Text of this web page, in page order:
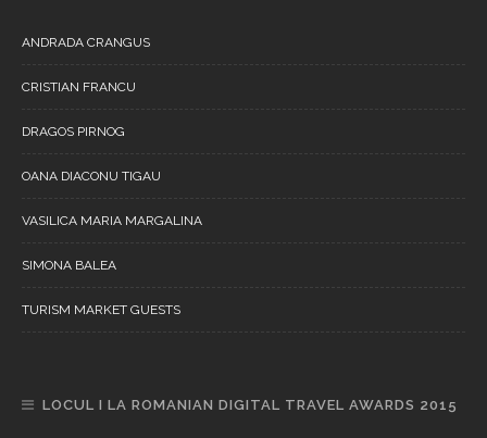
ANDRADA CRANGUS
CRISTIAN FRANCU
DRAGOS PIRNOG
OANA DIACONU TIGAU
VASILICA MARIA MARGALINA
SIMONA BALEA
TURISM MARKET GUESTS
LOCUL I LA ROMANIAN DIGITAL TRAVEL AWARDS 2015